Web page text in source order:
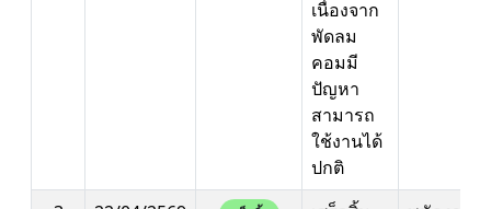
เนื่องจาก
พัดลม
คอมมี
ปัญหา
สามารถ
ใช้งานได้
ปกติ